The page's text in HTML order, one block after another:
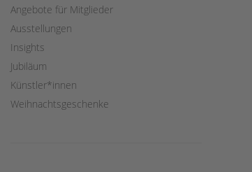
Angebote für Mitglieder
Ausstellungen
Insights
Jubiläum
Künstler*innen
Weihnachtsgeschenke